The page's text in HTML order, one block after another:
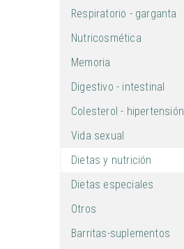
Respiratorio - garganta
Nutricosmética
Memoria
Digestivo - intestinal
Colesterol - hipertensión
Vida sexual
Dietas y nutrición
Dietas especiales
Otros
Barritas-suplementos